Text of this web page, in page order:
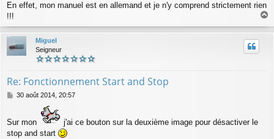
En effet, mon manuel est en allemand et je n'y comprend strictement rien
!!!
a
u
Miguel
Seigneur
Re: Fonctionnement Start and Stop
M
s
a
30 août 2014, 20:57
Sur mon
j'ai ce bouton sur la deuxième image pour désactiver le
stop and start